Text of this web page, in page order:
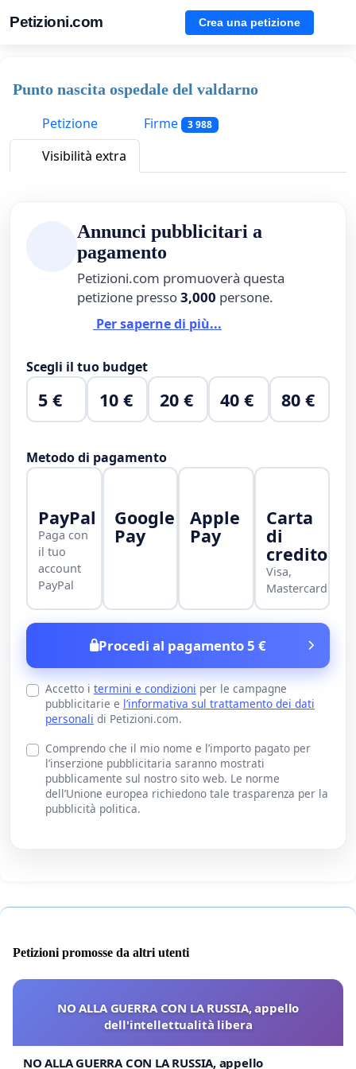
Petizioni.com Crea una petizione
Punto nascita ospedale del valdarno
Petizione
Firme 3 988
Visibilità extra
Annunci pubblicitari a
pagamento
Petizioni.com promuoverà questa
petizione presso3,000 persone.
Per saperne di più...
Scegli il tuo budget
5 € 10 € 20 € 40 € 80 €
Metodo di pagamento
PayPal
Paga con
il tuo
account
PayPal
Google
Pay
Apple
Pay
Carta
di
credito
Visa,
Mastercard
Procedi al pagamento 5 €
Accetto i termini e condizioni per le campagne
pubblicitarie e l’informativa sul trattamento dei dati
personali di Petizioni.com.
Comprendo che il mio nome e l’importo pagato per
l’inserzione pubblicitaria saranno mostrati
pubblicamente sul nostro sito web. Le norme
dell’Unione europea richiedono tale trasparenza per la
pubblicità politica.
Petizioni promosse da altri utenti
NO ALLA GUERRA CON LA RUSSIA, appello
dell'intellettualità libera
NO ALLA GUERRA CON LA RUSSIA, appello